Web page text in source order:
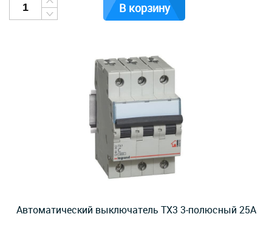
В корзину
Автоматический выключатель TX3 3-полюсный 25А